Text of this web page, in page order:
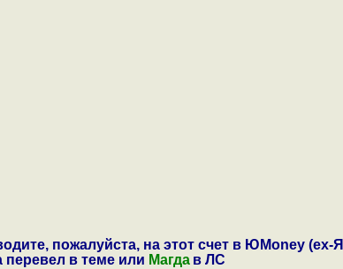
пожалуйста, на этот счет в ЮMoney (ex-
перевел в теме или Магда в ЛС